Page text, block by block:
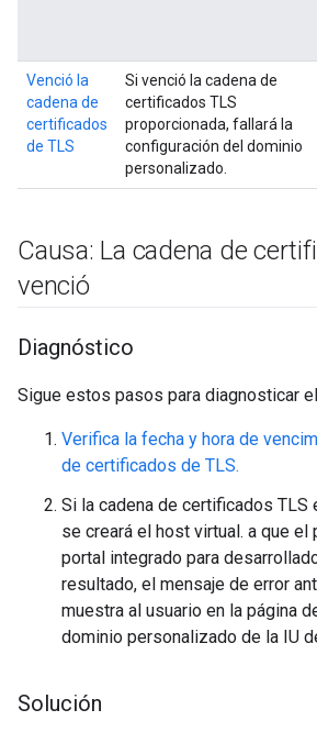
Venció la
cadena de
certificados
de TLS
Si venció la cadena de
certificados TLS
proporcionada, fallará la
configuración del dominio
personalizado.
Causa: La cadena de
venció
Diagnóstico
Sigue estos pasos para diagnosticar
Verifica la fecha y hora de
de certificados de TLS.
Si la cadena de certificados TLS
se creará el host virtual. a que
portal integrado para
resultado, el mensaje de error
muestra al usuario en la página
dominio personalizado de la IU
Solución